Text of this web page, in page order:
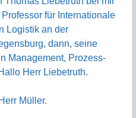
für Internationale
Logistik an der
dann, seine
Management, Prozess-
Herr Liebetruth.
Müller.